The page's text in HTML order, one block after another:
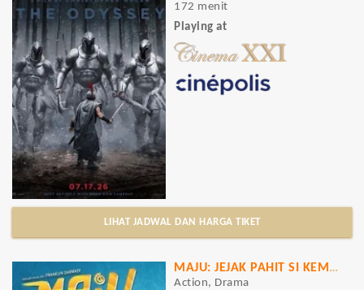
172 menit
Playing at
LIHAT JADWAL DAN HARGA TIKET
MAJU: JEJAK PAHIT SI KEMBANG GULA
Action, Drama